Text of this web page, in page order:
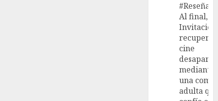
#Reseña
Al final,
recupera
cine
mediante
una
adulta